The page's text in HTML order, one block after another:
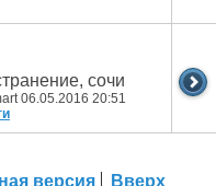
06.05.2016 20:51
версия Вверх